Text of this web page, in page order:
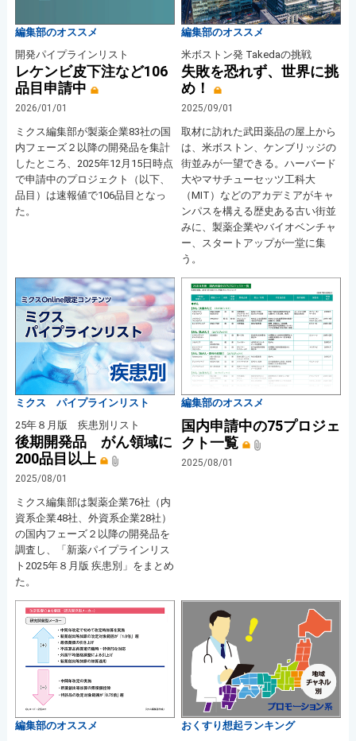
編集部のオススメ
開発パイプラインリスト
レケンビ皮下注など106
品目申請中
2026/01/01
ミクス編集部が製薬企業83社の国
内フェーズ２以降の開発品を集計
したところ、2025年12月15日時点
で申請中のプロジェクト（以下、
品目）は速報値で106品目となっ
た。
編集部のオススメ
米ボストン発 Takedaの挑戦
失敗を恐れず、世界に挑
め！
2025/09/01
取材に訪れた武田薬品の屋上から
は、米ボストン、ケンブリッジの
街並みが一望できる。ハーバード
大やマサチューセッツ工科大
（MIT）などのアカデミアがキャ
ンパスを構える歴史ある古い街並
みに、製薬企業やバイオベンチャ
ー、スタートアップが一堂に集
う。
ミクス パイプラインリスト
25年８月版 疾患別リスト
後期開発品 がん領域に
200品目以上
2025/08/01
ミクス編集部は製薬企業76社（内
資系企業48社、外資系企業28社）
の国内フェーズ２以降の開発品を
調査し、「新薬パイプラインリス
ト2025年８月版 疾患別」をまとめ
た。
編集部のオススメ
国内申請中の75プロジェ
クト一覧
2025/08/01
編集部のオススメ おくすり想起ランキング